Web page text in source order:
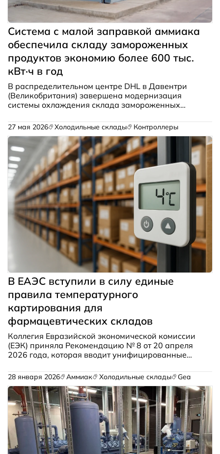
Система с малой заправкой аммиака
обеспечила складу замороженных
продуктов экономию более 600 тыс.
кВт·ч в год
В распределительном центре DHL в Давентри
(Великобритания) завершена модернизация
системы охлаждения склада замороженных
малой заправкой Azanefreezer 2.0 от Star
Refrigeration позволило сократить годовое
потребление электроэнергии более чем на 600
тыс. кВт·ч.
27 мая 2026 Холодильные склады Контроллеры
В ЕАЭС вступили в силу единые
правила температурного
картирования для
фармацевтических складов
Коллегия Евразийской экономической комиссии
(ЕЭК) приняла Рекомендацию № 8 от 20 апреля
2026 года, которая вводит унифицированные
картирования зон хранения лекарственных
средств в странах ЕАЭС. Единые требования
начали действовать с 23 мая 2026 года.
28 января 2026 Аммиак Холодильные склады Gea